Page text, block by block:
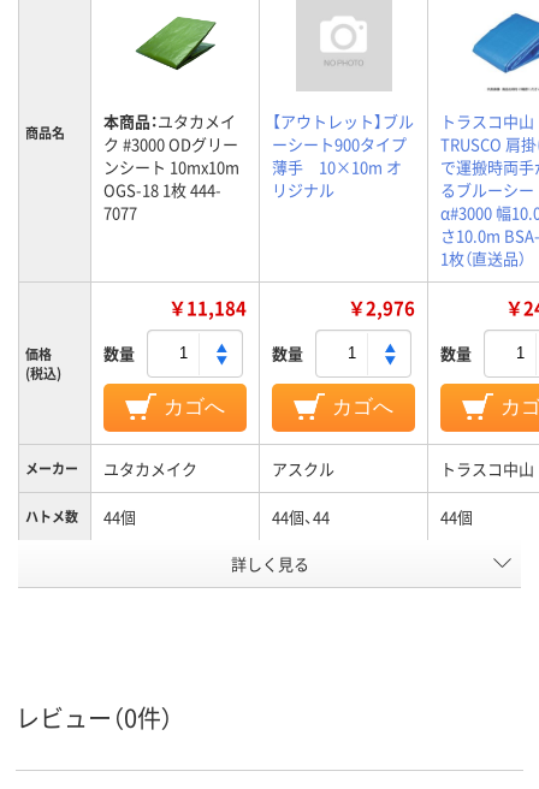
商品名 本商品：ユタカメイ
ク #3000 ODグリー
ンシート 10mx10m
OGS-18 1枚 444-
7077
【アウトレット】ブル
ーシート900タイプ
薄手 10×10m オ
リジナル
トラスコ中山
TRUSCO 肩
で運搬時両
るブルーシー
α#3000 幅
さ10.0m
1枚（直送品）
価格
(税込)
￥11,184
数量
カゴへ
￥2,976
数量
カゴへ
￥
数量
カ
メーカー ユタカメイク アスクル トラスコ中山
ハトメ数 44個 44個、44 44個
ブルー系
詳しく見る
レビュー（0件）